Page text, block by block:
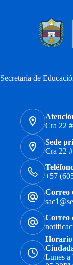
Secretaría de
Cra 22
Sede
Cra 22
+57
Correo
Correo
Horario
Lunes